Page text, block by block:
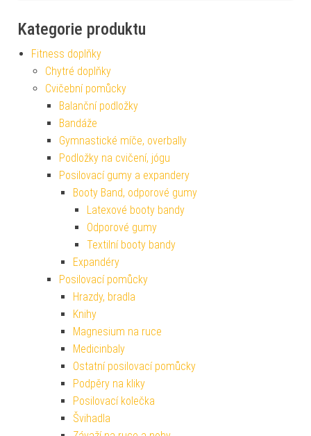
Kategorie produktu
Fitness doplňky
Chytré doplňky
Cvičební pomůcky
Balanční podložky
Bandáže
Gymnastické míče, overbally
Podložky na cvičení, jógu
Posilovací gumy a expandery
Booty Band, odporové gumy
Latexové booty bandy
Odporové gumy
Textilní booty bandy
Expandéry
Posilovací pomůcky
Hrazdy, bradla
Knihy
Magnesium na ruce
Medicinbaly
Ostatní posilovací pomůcky
Podpěry na kliky
Posilovací kolečka
Švihadla